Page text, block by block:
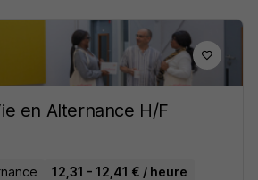
en Alternance H/F
12,31 - 12,41 € / heure